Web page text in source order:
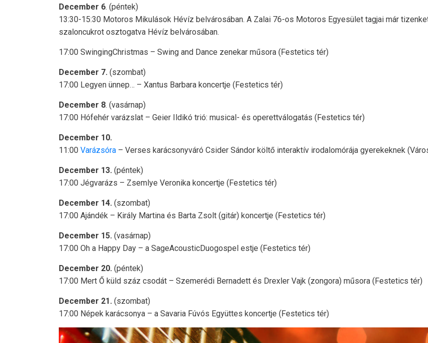
December 6. (péntek)
13:30-15:30 Motoros Mikulások Hévíz belvárosában. A Zalai 76-os Motoros Egyesület tagjai már
szaloncukrot osztogatva Hévíz belvárosában.
17:00 SwingingChristmas – Swing and Dance zenekar műsora (Festetics tér)
December 7. (szombat)
17:00 Legyen ünnep… – Xantus Barbara koncertje (Festetics tér)
December 8. (vasárnap)
17:00 Hófehér varázslat – Geier Ildikó trió: musical- és operettválogatás (Festetics tér)
December 10.
11:00 Varázsóra – Verses karácsonyváró Csider Sándor költő interaktív irodalomórája gyerekeknek
December 13. (péntek)
17:00 Jégvarázs – Zsemlye Veronika koncertje (Festetics tér)
December 14. (szombat)
17:00 Ajándék – Király Martina és Barta Zsolt (gitár) koncertje (Festetics tér)
December 15. (vasárnap)
17:00 Oh a Happy Day – a SageAcousticDuogospel estje (Festetics tér)
December 20. (péntek)
17:00 Mert Ő küld száz csodát – Szemerédi Bernadett és Drexler Vajk (zongora) műsora (Festetics tér)
December 21. (szombat)
17:00 Népek karácsonya – a Savaria Fúvós Együttes koncertje (Festetics tér)